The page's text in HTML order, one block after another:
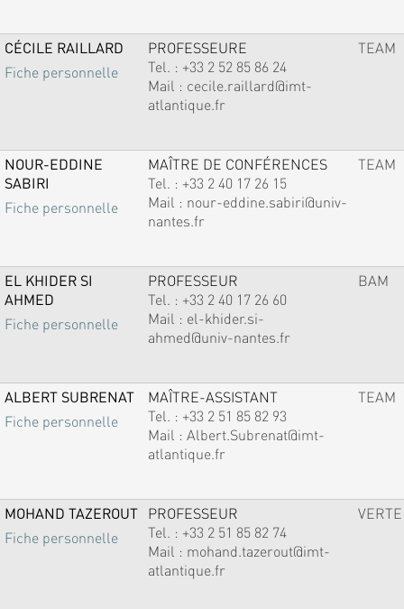
CÉCILE RAILLARD
Fiche personnelle
PROFESSEURE
Tel. : +33 2 52 85 86 24
Mail : cecile.raillard@imt-
atlantique.fr
TEAM
NOUR-EDDINE
SABIRI
Fiche personnelle
MAÎTRE DE CONFÉRENCES
Tel. : +33 2 40 17 26 15
Mail : nour-eddine.sabiri@univ-
nantes.fr
TEAM
EL KHIDER SI
AHMED
Fiche personnelle
PROFESSEUR
Tel. : +33 2 40 17 26 60
Mail : el-khider.si-
ahmed@univ-nantes.fr
BAM
ALBERT SUBRENAT
Fiche personnelle
MAÎTRE-ASSISTANT
Tel. : +33 2 51 85 82 93
Mail : Albert.Subrenat@imt-
atlantique.fr
TEAM
MOHAND TAZEROUT
Fiche personnelle
PROFESSEUR
Tel. : +33 2 51 85 82 74
Mail : mohand.tazerout@imt-
atlantique.fr
VERTE